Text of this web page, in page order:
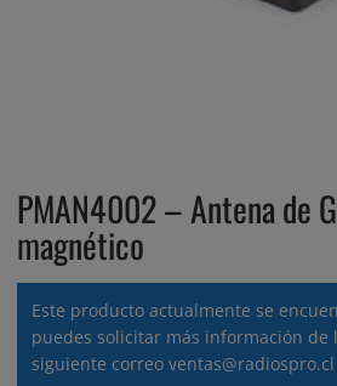
PMAN4002 – Antena de
magnético
Este producto actualmente se
puedes solicitar más información de
siguiente correo ventas@radiospro.cl